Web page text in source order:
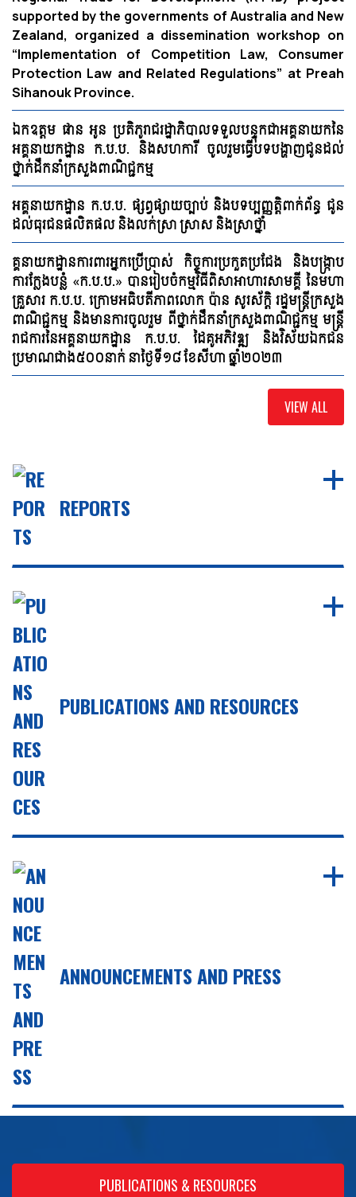
supported by the governments of Australia and New
Zealand, organized a dissemination workshop on
“Implementation of Competition Law, Consumer
Protection Law and Related Regulations”​ at Preah
Sihanouk Province.
ឯកឧត្តម ផាន អូន ប្រតិភូរាជរដ្ឋាភិបាលទទួលបន្ទុកជាអគ្គនាយកនៃ
អគ្គនាយកដ្ឋាន ក.ប.ប. និងសហការី ចូលរួមធ្វើបទបង្ហាញជូនដល់
ថ្នាក់ដឹកនាំក្រសួងពាណិជ្ជកម្ម
អគ្គនាយកដ្ឋាន ក.ប.ប. ផ្សព្វផ្សាយច្បាប់ និងបទប្បញ្ញត្តិពាក់ព័ន្ធ ជូន
ដល់ធុរជនផលិតផល និងលក់ស្រា ស្រាស និងស្រាថ្នាំ
គ្គនាយកដ្ឋានការពារអ្នកប្រើប្រាស់ កិច្ចការប្រកួតប្រជែង និងបង្ក្រាប
ការក្លែងបន្លំ «ក.ប.ប.» បានរៀបចំកម្មវិធីពិសាអាហារសាមគ្គី នៃមហា
គ្រួសារ ក.ប.ប. ក្រោមអធិបតីភាពលោក ប៉ាន សូរស័ក្តិ រដ្ឋមន្ត្រីក្រសួង
ពាណិជ្ជកម្ម និងមានការចូលរួម ពីថ្នាក់ដឹកនាំក្រសួងពាណិជ្ជកម្ម មន្ត្រី
រាជការនៃអគ្គនាយកដ្ឋាន ក.ប.ប. ដៃគូអភិវឌ្ឍ និងវិស័យឯកជន
ប្រមាណជាង៥០០នាក់ នាថ្ងៃទី១៨ ខែសីហា ឆ្នាំ២០២៣
VIEW ALL
REPORTS
PUBLICATIONS AND RESOURCES
ANNOUNCEMENTS AND PRESS
PUBLICATIONS & RESOURCES